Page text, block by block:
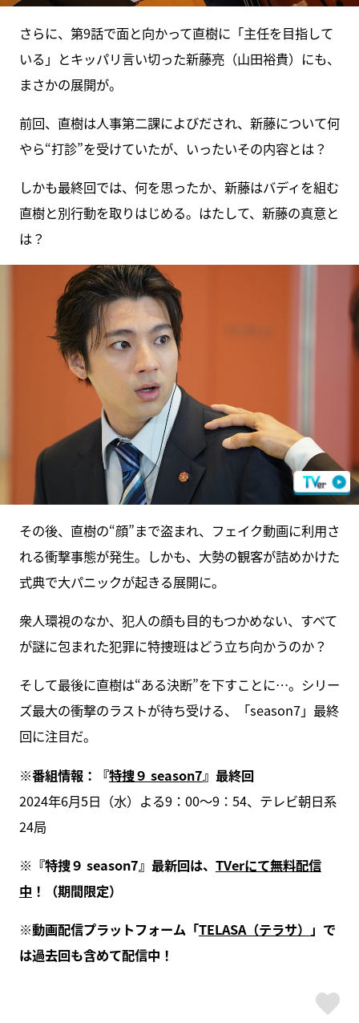
さらに、第9話で面と向かって直樹に「主任を目指して
いる」とキッパリ言い切った新藤亮（山田裕貴）にも、
まさかの展開が。
前回、直樹は人事第二課によびだされ、新藤について何
やら“打診”を受けていたが、いったいその内容とは？
しかも最終回では、何を思ったか、新藤はバディを組む
直樹と別行動を取りはじめる。はたして、新藤の真意と
は？
その後、直樹の“顔”まで盗まれ、フェイク動画に利用さ
れる衝撃事態が発生。しかも、大勢の観客が詰めかけた
式典で大パニックが起きる展開に。
衆人環視のなか、犯人の顔も目的もつかめない、すべて
が謎に包まれた犯罪に特捜班はどう立ち向かうのか？
そして最後に直樹は“ある決断”を下すことに…。シリー
ズ最大の衝撃のラストが待ち受ける、「season7」最終
回に注目だ。
※番組情報：『特捜９ season7』最終回
2024年6月5日（水）よる9：00～9：54、テレビ朝日系
24局
※『特捜９ season7』最新回は、 TVerにて無料配信
中 ！（期間限定）
※動画配信プラットフォーム「TELASA（テラサ） 」で
は過去回も含めて配信中！